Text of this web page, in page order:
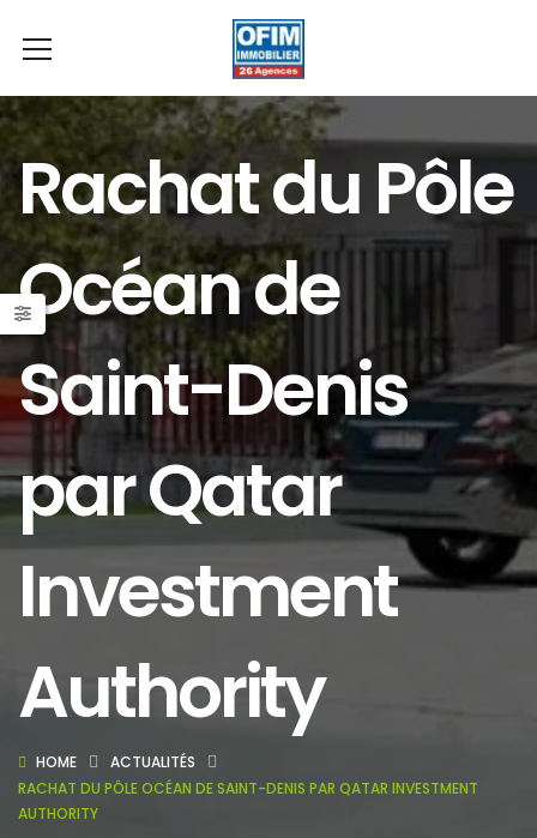
Rachat du Pôle
Océan de
Saint-Denis
par Qatar
Investment
Authority
HOME
ACTUALITÉS
RACHAT DU PÔLE OCÉAN DE SAINT-DENIS PAR QATAR INVESTMENT
AUTHORITY